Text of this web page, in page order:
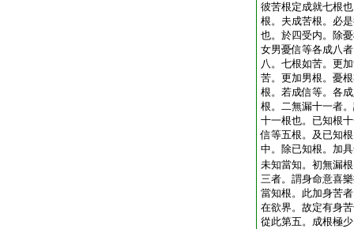
彼苦根定成就七根
根。夫成苦根。必
也。於四受内。除
女男憂信等各成八
八。七根如苦。更
苦。更加男根。憂
根。若成信等。各
根。二無漏十一者
十一根也。已知根
信等五根。及已知
中。除已知根。加
未知當知。初無漏
三者。謂身命意喜
當知根。此加身苦
在欲界。故定有身
從此第五。成根極